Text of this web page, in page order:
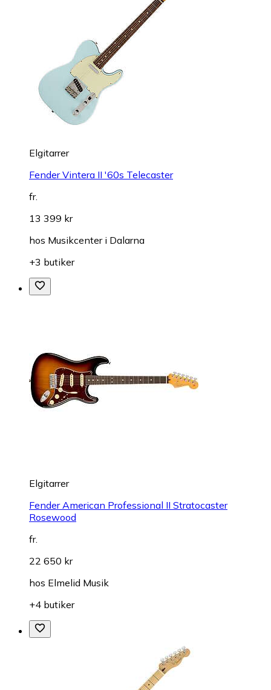
Elgitarrer
Fender Vintera II '60s Telecaster
fr.
13 399 kr
hos Musikcenter i Dalarna
+3 butiker
Elgitarrer
Fender American Professional II Stratocaster
Rosewood
fr.
22 650 kr
hos Elmelid Musik
+4 butiker